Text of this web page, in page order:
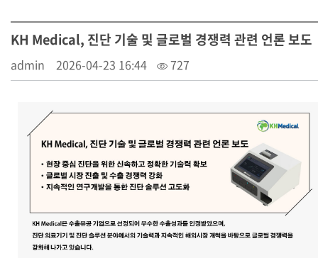
KH Medical, 진단 기술 및 글로벌 경쟁력 관련 언론 보도
admin 2026-04-23 16:44 727